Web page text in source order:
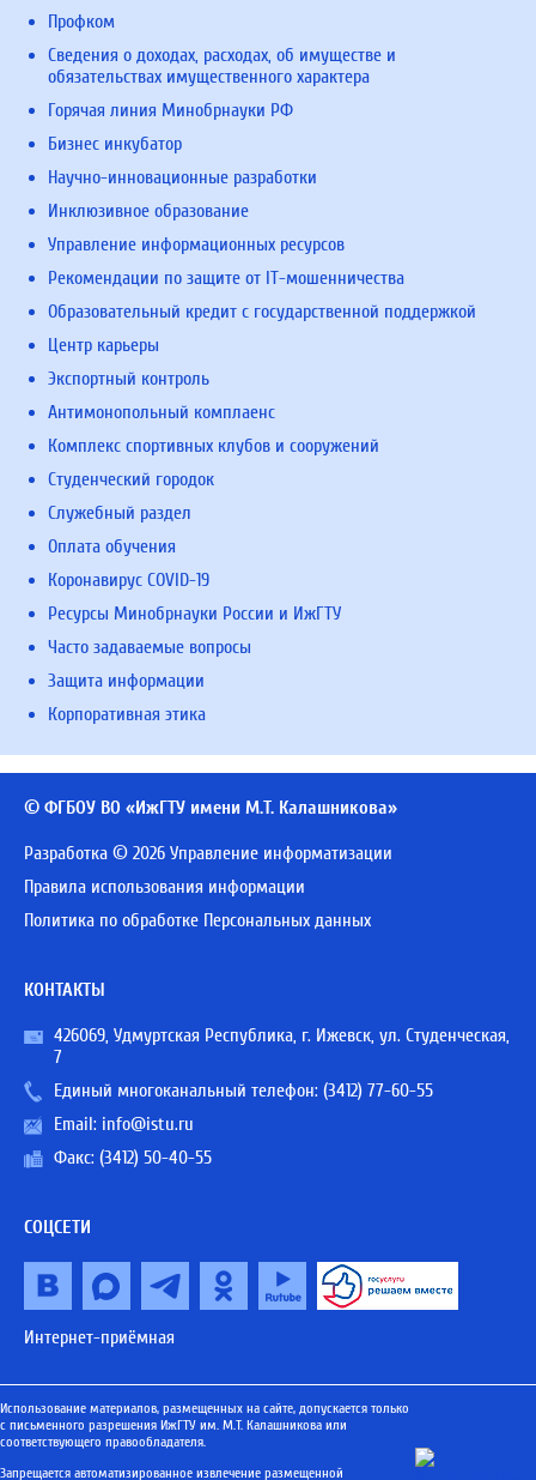
Профком
Сведения о доходах, расходах, об имуществе и
обязательствах имущественного характера
Горячая линия Минобрнауки РФ
Бизнес инкубатор
Научно-инновационные разработки
Инклюзивное образование
Управление информационных ресурсов
Рекомендации по защите от IT-мошенничества
Образовательный кредит с государственной поддержкой
Центр карьеры
Экспортный контроль
Антимонопольный комплаенс
Комплекс спортивных клубов и сооружений
Студенческий городок
Служебный раздел
Оплата обучения
Коронавирус COVID-19
Ресурсы Минобрнауки России и ИжГТУ
Часто задаваемые вопросы
Защита информации
Корпоративная этика
© ФГБОУ ВО «ИжГТУ имени М.Т. Калашникова»
Разработка © 2026 Управление информатизации
Правила использования информации
Политика по обработке Персональных данных
КОНТАКТЫ
426069, Удмуртская Республика, г. Ижевск, ул. Студенческая,
7
Единый многоканальный телефон: (3412) 77-60-55
Email: info@istu.ru
Факс: (3412) 50-40-55
СОЦСЕТИ
Интернет-приёмная
Использование материалов, размещенных на сайте, допускается только
с письменного разрешения ИжГТУ им. М.Т. Калашникова или
соответствующего правообладателя.
Запрещается автоматизированное извлечение размещенной